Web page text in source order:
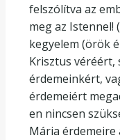
felszólítva az
meg az Istennel!
kegyelem (örök
Krisztus véréért,
érdemeinkért,
érdemeiért
en nincsen
Mária érdemeire